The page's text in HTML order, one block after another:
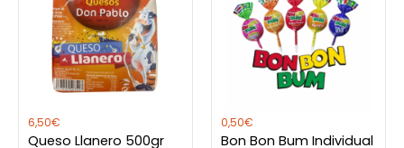
Debesaccederpara publicar una valoración.
6,50€
Queso Llanero 500gr
0,50€
Bon Bon Bum Individual